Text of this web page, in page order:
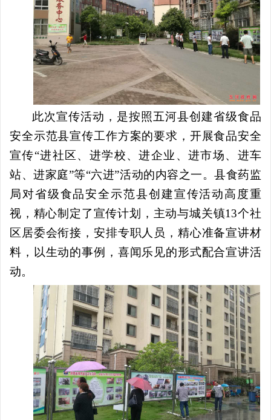
此次宣传活动，是按照五河县创建省级食品
安全示范县宣传工作方案的要求，开展食品安全
宣传“进社区、进学校、进企业、进市场、进车
站、进家庭”等“六进”活动的内容之一。县食药监
局对省级食品安全示范县创建宣传活动高度重
视，精心制定了宣传计划，主动与城关镇13个社
区居委会衔接，安排专职人员，精心准备宣讲材
料，以生动的事例，喜闻乐见的形式配合宣讲活
动。